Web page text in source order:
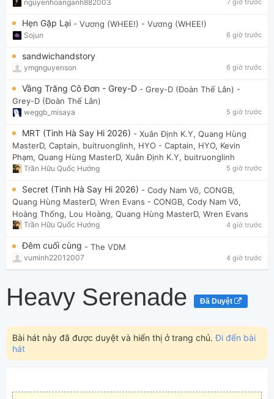
nguyenhoanganh882003 7 giờ trước
Hẹn Gặp Lại - Vương (WHEE!) - Vương (WHEE!)
Sojun 6 giờ trước
sandwichandstory
ymgnguyenson 6 giờ trước
Vầng Trăng Cô Đơn - Grey-D - Grey-D (Đoàn Thế Lân) -
Grey-D (Đoàn Thế Lân)
weggb_misaya 5 giờ trước
MRT (Tinh Hà Say Hi 2026) - Xuân Định K.Y, Quang Hùng
MasterD, Captain, buitruonglinh, HYO - Captain, HYO, Kevin
Phạm, Quang Hùng MasterD, Xuân Định K.Y, buitruonglinh
Trần Hữu Quốc Hướng 5 giờ trước
Secret (Tinh Hà Say Hi 2026) - Cody Nam Võ, CONGB,
Quang Hùng MasterD, Wren Evans - CONGB, Cody Nam Võ,
Hoàng Thống, Lou Hoàng, Quang Hùng MasterD, Wren Evans
Trần Hữu Quốc Hướng 4 giờ trước
Đêm cuối cùng - The VDM
vuminh22012007 4 giờ trước
Heavy Serenade Đã Duyệt
Bài hát này đã được duyệt và hiển thị ở trang chủ.Đi đến bài
hát